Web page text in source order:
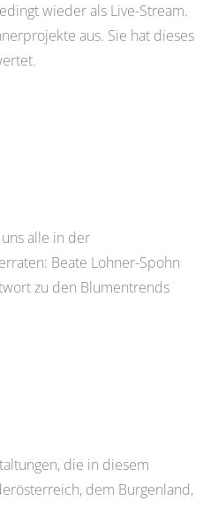
wieder als Live-Stream.
aus. Sie hat dieses
alle in der
Beate Lohner-Spohn
zu den Blumentrends
die in diesem
dem Burgenland,